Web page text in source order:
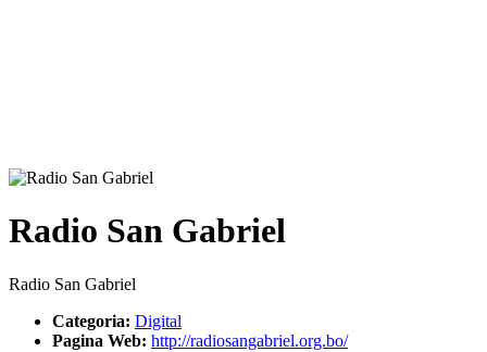
Radio San Gabriel
Radio San Gabriel
Categoria: Digital
Pagina Web: http://radiosangabriel.org.bo/